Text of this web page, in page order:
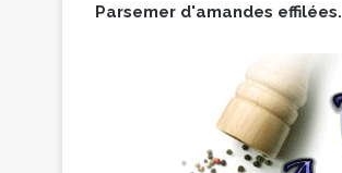
Parsemer d'amandes effilées.